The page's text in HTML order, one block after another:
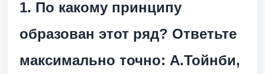
1. По какому принципу
образован этот ряд? Ответьте
максимально точно: А.Тойнби,